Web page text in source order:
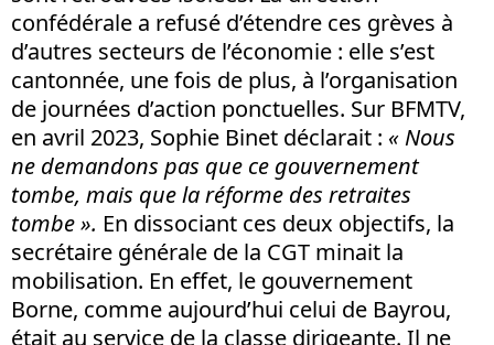
confédérale a refusé d’étendre ces grèves à
d’autres secteurs de l’économie : elle s’est
cantonnée, une fois de plus, à l’organisation
de journées d’action ponctuelles. Sur BFMTV,
en avril 2023, Sophie Binet déclarait : « Nous
ne demandons pas que ce gouvernement
tombe, mais que la réforme des retraites
tombe ». En dissociant ces deux objectifs, la
secrétaire générale de la CGT minait la
mobilisation. En effet, le gouvernement
Borne, comme aujourd’hui celui de Bayrou,
était au service de la classe dirigeante. Il ne